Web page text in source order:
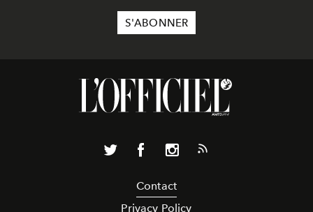
Contact
Privacy Policy